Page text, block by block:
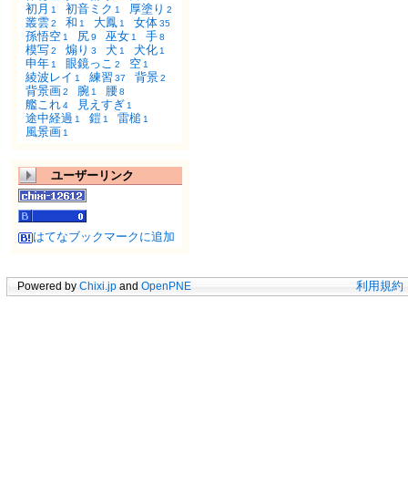
初月 1 初音ミク 1 厚塗り 2
叢雲2 和 1 大鳳 1 女体35
孫悟空 1 尻9 巫女 1 手8
模写2 煽り 3 犬 1 犬化 1
申年 1 眼鏡っこ 2 空 1
綾波レイ 1 練習 37 背景2
背景画2 腕 1 腰8
艦これ4 見えすぎ 1
途中経過 1 鎧 1 雷槌 1
風景画 1
ユーザーリンク
はてなブックマークに追加
Powered by Chixi.jp and OpenPNE 利用規約